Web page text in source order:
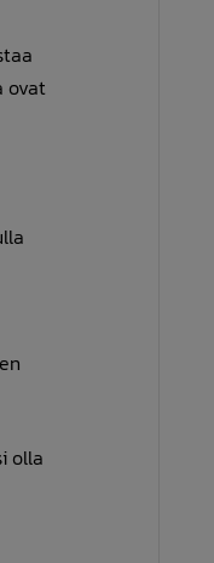
ovat
olla